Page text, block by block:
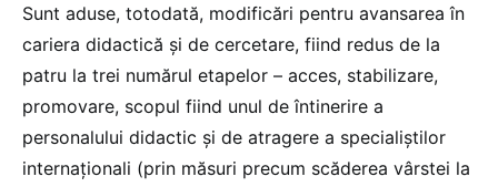
Sunt aduse, totodată, modificări pentru avansarea în
cariera didactică și de cercetare, fiind redus de la
patru la trei numărul etapelor – acces, stabilizare,
promovare, scopul fiind unul de întinerire a
personalului didactic și de atragere a specialiștilor
internaționali (prin măsuri precum scăderea vârstei la